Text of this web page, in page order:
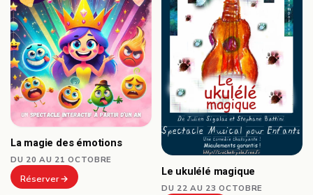
La magie des émotions
DU 20 AU 21 OCTOBRE
Réserver
Le ukulélé magique
DU 22 AU 23 OCTOBRE